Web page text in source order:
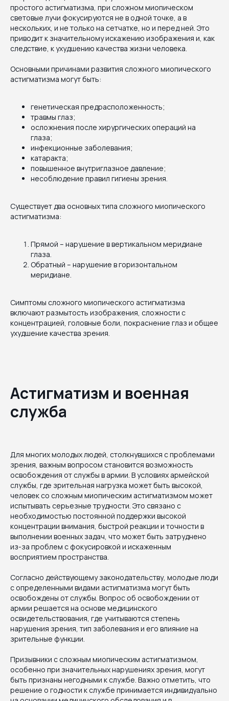
простого астигматизма, при сложном миопическом
световые лучи фокусируются не в одной точке, а в
нескольких, и не только на сетчатке, но и перед ней. Это
приводит к значительному искажению изображения и, как
следствие, к ухудшению качества жизни человека.
Основными причинами развития сложного миопического
астигматизма могут быть:
генетическая предрасположенность;
травмы глаз;
осложнения после хирургических операций на
глаза;
инфекционные заболевания;
катаракта;
повышенное внутриглазное давление;
несоблюдение правил гигиены зрения.
Существует два основных типа сложного миопического
астигматизма:
Прямой – нарушение в вертикальном меридиане
глаза.
Обратный – нарушение в горизонтальном
меридиане.
Симптомы сложного миопического астигматизма
включают размытость изображения, сложности с
концентрацией, головные боли, покраснение глаз и общее
ухудшение качества зрения.
Астигматизм и военная
служба
Для многих молодых людей, столкнувшихся с проблемами
зрения, важным вопросом становится возможность
освобождения от службы в армии. В условиях армейской
службы, где зрительная нагрузка может быть высокой,
человек со сложным миопическим астигматизмом может
испытывать серьезные трудности. Это связано с
необходимостью постоянной поддержки высокой
концентрации внимания, быстрой реакции и точности в
выполнении военных задач, что может быть затруднено
из-за проблем с фокусировкой и искаженным
восприятием пространства.
Согласно действующему законодательству, молодые люди
с определенными видами астигматизма могут быть
освобождены от службы. Вопрос об освобождении от
армии решается на основе медицинского
освидетельствования, где учитываются степень
нарушения зрения, тип заболевания и его влияние на
зрительные функции.
Призывники с сложным миопическим астигматизмом,
особенно при значительных нарушениях зрения, могут
быть признаны негодными к службе. Важно отметить, что
решение о годности к службе принимается индивидуально